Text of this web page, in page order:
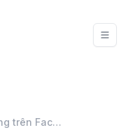
Cách tự tăng lượt like cho bài đăng trên Facebook